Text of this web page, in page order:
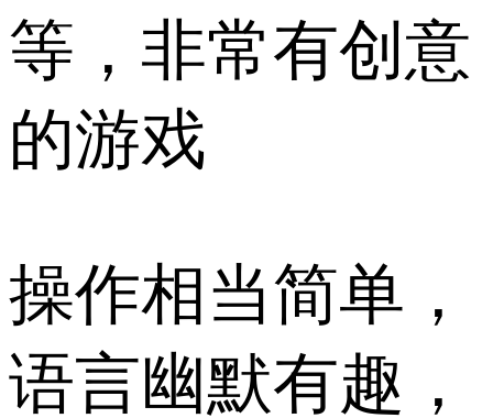
等，非常有创意
的游戏
操作相当简单，
语言幽默有趣，